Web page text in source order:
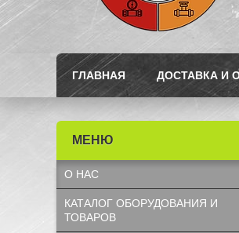
ГЛАВНАЯ ДОСТАВКА И
О НАС
КАТАЛОГ OБОРУДОВАНИЯ И
ТОВАРОВ